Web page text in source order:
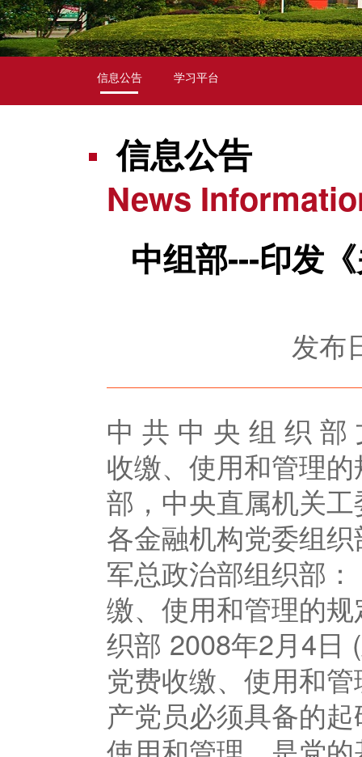
信息公告 学习平台
信息公告
News
中组部---印发
发布
中 共 中 央 组 织 部
收缴、使用和管理
部，中央直属机关
各金融机构党委组
军总政治部组织部
缴、使用和管理的
织部 2008年2月4日
党费收缴、使用和
产党员必须具备的